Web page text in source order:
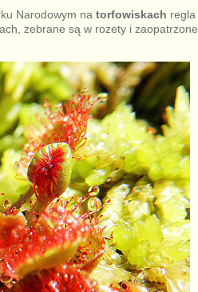
Narodowym na torfowiskach regla
zebrane są w rozety i zaopatrzone